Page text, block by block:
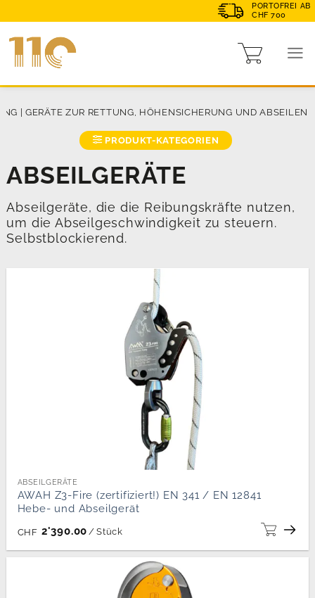
PORTOFREI AB
CHF 700
|GERÄTE ZUR RETTUNG, HÖHENSICHERUNG UND ABSEILEN
PRODUKT-KATEGORIEN
ABSEILGERÄTE
Abseilgeräte, die die Reibungskräfte nutzen,
um die Abseilgeschwindigkeit zu steuern.
Selbstblockierend.
ABSEILGERÄTE
AWAH Z3-Fire (zertifiziert!) EN 341 / EN 12841
Hebe- und Abseilgerät
CHF 2'390.00 / Stück